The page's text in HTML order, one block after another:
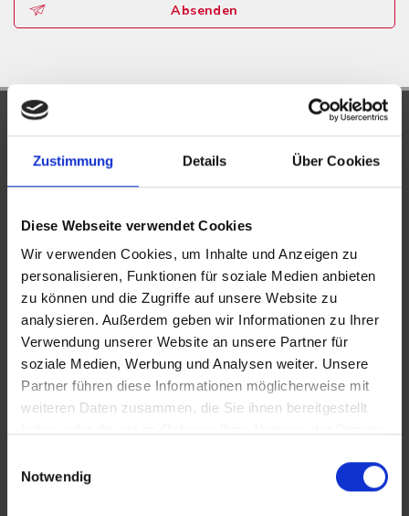
Zustimmung Details Über Cookies
Diese Webseite verwendet Cookies
Wir verwenden Cookies, um Inhalte und Anzeigen zu
personalisieren, Funktionen für soziale Medien anbieten
zu können und die Zugriffe auf unsere Website zu
analysieren. Außerdem geben wir Informationen zu Ihrer
Verwendung unserer Website an unsere Partner für
soziale Medien, Werbung und Analysen weiter. Unsere
Partner führen diese Informationen möglicherweise mit
weiteren Daten zusammen, die Sie ihnen bereitgestellt
Notwendig
Absenden
UNSERE PARTNER &
AUSZEICHNUNGEN
KONTAKT